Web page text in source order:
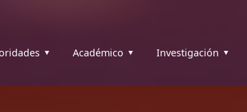
Académico Investigación